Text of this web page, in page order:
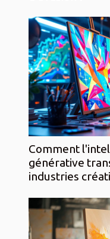
Comment
générative
industries